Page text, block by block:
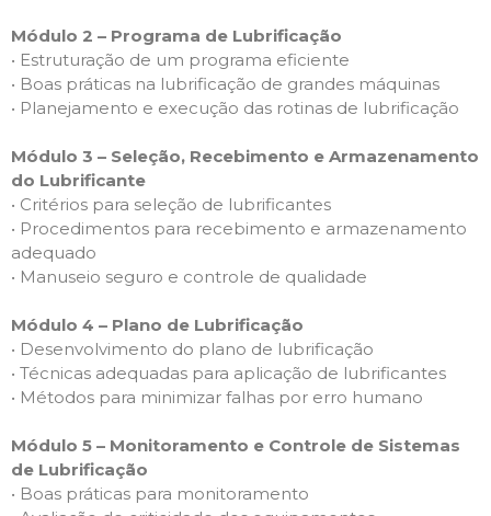
Módulo 2 – Programa de Lubrificação
• Estruturação de um programa eficiente
• Boas práticas na lubrificação de grandes máquinas
• Planejamento e execução das rotinas de lubrificação
Módulo 3 – Seleção, Recebimento e Armazenamento
do Lubrificante
• Critérios para seleção de lubrificantes
• Procedimentos para recebimento e armazenamento
adequado
• Manuseio seguro e controle de qualidade
Módulo 4 – Plano de Lubrificação
• Desenvolvimento do plano de lubrificação
• Técnicas adequadas para aplicação de lubrificantes
• Métodos para minimizar falhas por erro humano
Módulo 5 – Monitoramento e Controle de Sistemas
de Lubrificação
• Boas práticas para monitoramento